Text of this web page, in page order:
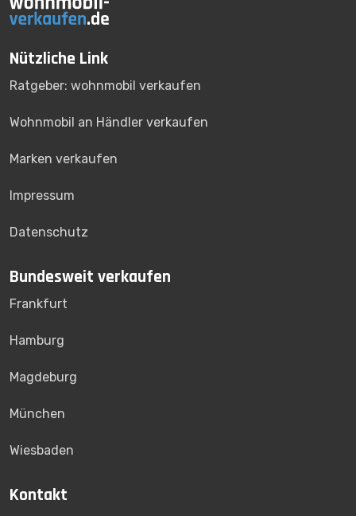
Nützliche Link
Ratgeber: wohnmobil verkaufen
Wohnmobil an Händler verkaufen
Marken verkaufen
Impressum
Datenschutz
Bundesweit verkaufen
Frankfurt
Hamburg
Magdeburg
München
Wiesbaden
Kontakt